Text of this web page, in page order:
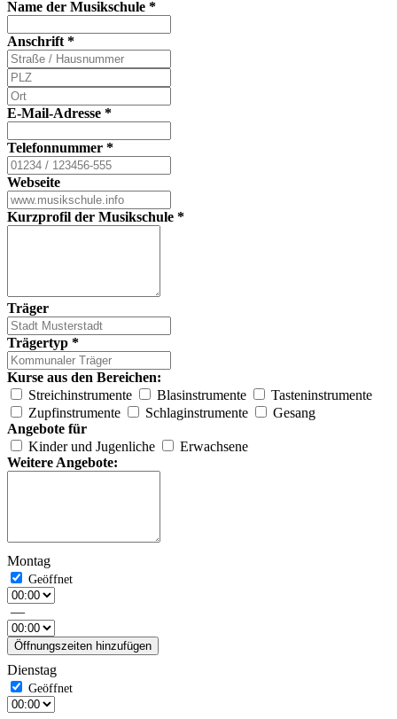
Name der Musikschule *
Anschrift *
E-Mail-Adresse *
Telefonnummer *
Webseite
Kurzprofil der Musikschule *
Träger
Trägertyp *
Kurse aus den Bereichen:
Streichinstrumente
Blasinstrumente
Tasteninstrumente
Zupfinstrumente
Schlaginstrumente
Gesang
Angebote für
Kinder und Jugenliche
Erwachsene
Weitere Angebote:
Montag
—
Öffnungszeiten hinzufügen
Dienstag